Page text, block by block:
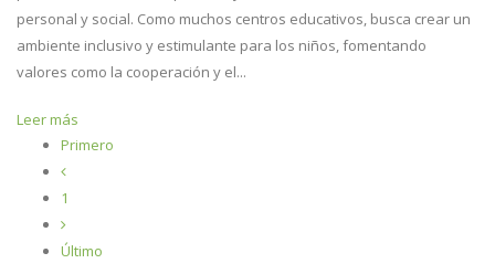
personal y social. Como muchos centros educativos, busca crear un
ambiente inclusivo y estimulante para los niños, fomentando
valores como la cooperación y el...
Leer más
Primero
1
Último